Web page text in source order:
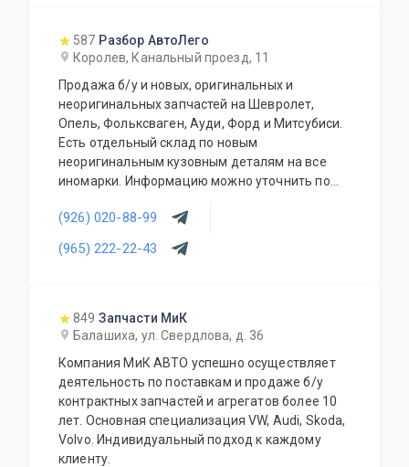
Mercedes-Benz.
587 Разбор АвтоЛего
Королев, Канальный проезд, 11
Продажа б/у и новых, оригинальных и
неоригинальных запчастей на Шевролет,
Опель, Фольксваген, Ауди, Форд и Митсубиси.
Есть отдельный склад по новым
неоригинальным кузовным деталям на все
иномарки. Информацию можно уточнить по
области. Отправляем в регионы
транспортными компаниями.
(926) 020-88-99
(965) 222-22-43
849 Запчасти МиК
Балашиха, ул. Свердлова, д. 36
Компания МиК АВТО успешно осуществляет
деятельность по поставкам и продаже б/у
контрактных запчастей и агрегатов более 10
лет. Основная специализация VW, Audi, Skoda,
Volvo. Индивидуальный подход к каждому
клиенту.